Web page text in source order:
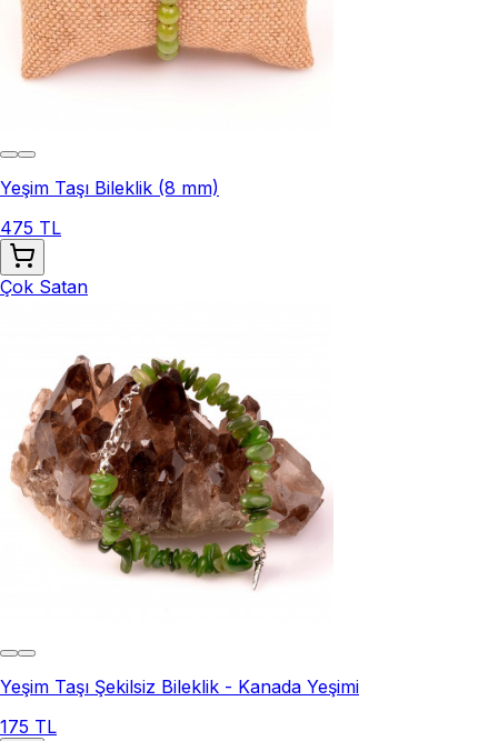
Yeşim Taşı Bileklik (8 mm)
475 TL
Çok Satan
Yeşim Taşı Şekilsiz Bileklik - Kanada Yeşimi
175 TL